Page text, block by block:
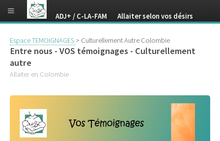
Espace TEMOIGNAGES > Culturellement Autre Colombie
Entre nous - VOS témoignages - Culturellement
autre
Allaiter en Colombie
ADJ+ / C-LA-FAM Allaiter selon vos désirs